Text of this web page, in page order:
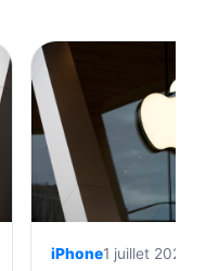
iPhone1 juillet 2025